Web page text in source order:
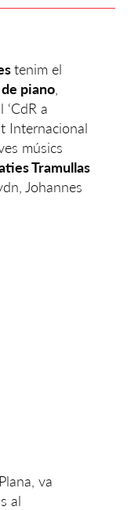
tenim el
piano
a
Internacional
músics
Tramullas
Johannes
va
al